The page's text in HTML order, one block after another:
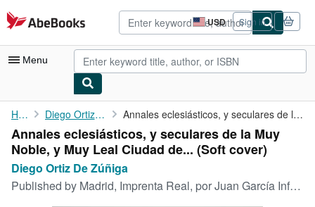
Skip to main content
AbeBooks.com USD
Site
shopping
preferences
Sign in
Menu
My Account
My Purchases
Advanced Search
Browse Collections
Home Diego Ortiz De Zúñiga Annales eclesiásticos, y seculares de la Muy Noble, y Muy Leal ...
Annales eclesiásticos, y seculares de la Muy
Noble, y Muy Leal Ciudad de... (Soft cover)
Diego Ortiz De Zúñiga
Published by Madrid, Imprenta Real, por Juan García Infanzón, a costa de Florian Anisson, 1677